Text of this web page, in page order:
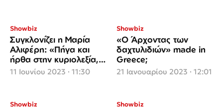
Showbiz
Συγκλονίζει η Μαρία
Αλιφέρη: «Πήγα και
ήρθα στην κυριολεξία,
παιζότανε αν θα ζήσω ή
11 Ιουνίου 2023 · 11:30
Showbiz
«Ο Άρχοντας των
δαχτυλιδιών» made in
Greece;
21 Ιανουαρίου 2023 · 12:01
Showbiz Showbiz